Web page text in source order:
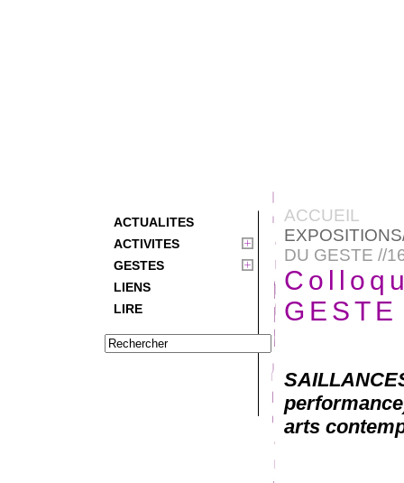
ACTUALITES
ACTIVITES
GESTES
LIENS
LIRE
DU GESTE //
arts